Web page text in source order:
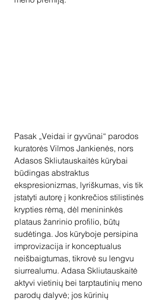
Pasak „Veidai ir gyvūnai“ parodos
kuratorės Vilmos Jankienės, nors
Adasos Skliutauskaitės kūrybai
būdingas abstraktus
ekspresionizmas, lyriškumas, vis tik
įstatyti autorę į konkrečios stilistinės
krypties rėmą, dėl menininkės
plataus žanrinio profilio, būtų
sudėtinga. Jos kūryboje persipina
improvizacija ir konceptualus
neišbaigtumas, tikrovė su lengvu
siurrealumu. Adasa Skliutauskaitė
aktyvi vietinių bei tarptautinių meno
parodų dalyvė; jos kūrinių